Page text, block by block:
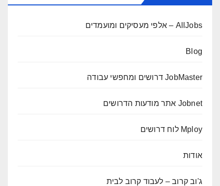
AllJobs – אלפי מעסיקים ומועמדים
Blog
JobMaster דרושים ומחפשי עבודה
Jobnet אתר מודעות הדרושים
Mploy לוח דרושים
אודות
ג'וב קרוב – לעבוד קרוב לבית